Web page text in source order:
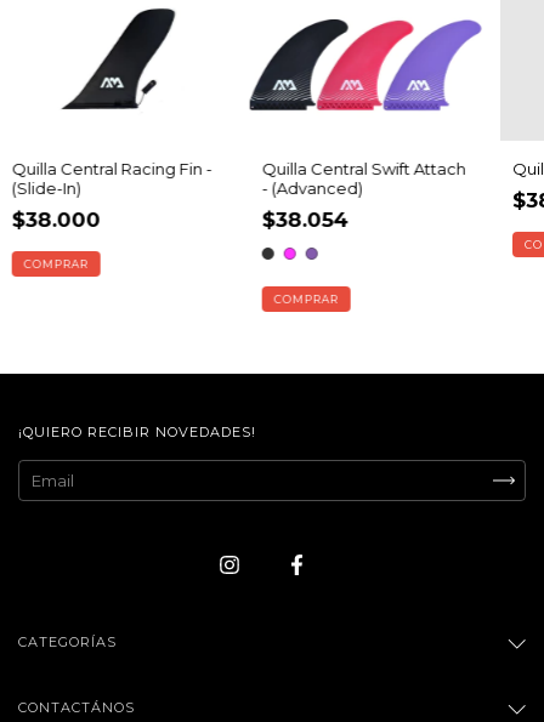
Quilla Central Racing Fin -
(Slide-In)
$38.000
Quilla Central Swift Attach
- (Advanced)
$38.054
COMPRAR
¡QUIERO RECIBIR NOVEDADES!
CATEGORÍAS
CONTACTÁNOS